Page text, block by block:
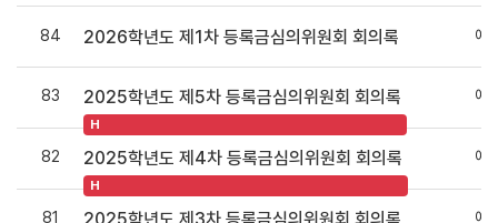
84 2026학년도 제1차 등록금심의위원회 회의록 예
83 2025학년도 제5차 등록금심의위원회 회의록
H
예
82 2025학년도 제4차 등록금심의위원회 회의록
H
예
81 예